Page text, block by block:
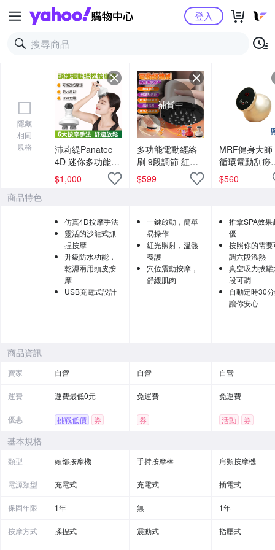
Yahoo購物中心登入
隱藏
相同
規格
沛莉緹Panatec
4D 迷你多功能頭
部頭皮揉捏按摩
儀 K-296
$1,000
補貨中
多功能電動經絡
刷 9段調節 紅光
恆溫熱敷震動按
摩儀 刮痧儀 交換
$599
MRF健身大師
循環電動刮痧
罐機
$560
商品特色
仿真4D按摩手法
靈活的沙龍式抓
捏按摩
升級防水功能，
乾濕兩用頭皮按
摩
USB充電式設計
一鍵啟動，簡單
易操作
紅光照射，溫熱
養護
穴位震動按摩，
舒緩肌肉
推拿SPA效果
優
按照你的需要
調六段溫熱
真空吸力拔罐
段可調
自動定時30
讓你安心
商品資訊
賣家 自營 自營 自營
運費 運費最低0元 免運費 免運費
優惠 挑戰低價 券 券 活動 券
基本規格
類型 頭部按摩機 手持按摩棒 肩頸按摩機
電源類型 充電式 充電式 插電式
保固年限 1年 無 1年
按摩方式 揉捏式 震動式 指壓式